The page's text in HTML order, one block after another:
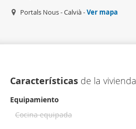
Portals Nous - Calvià -Ver mapa
Características de la vivienda
Equipamiento
Cocina equipada